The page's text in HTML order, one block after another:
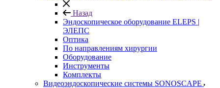
Назад
Эндоскопическое оборудование ELEPS |
ЭЛЕПС
Оптика
По направлениям хирургии
Оборудование
Инструменты
Комплекты
Видеоэндоскопические системы SONOSCAPE